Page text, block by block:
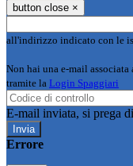
button close ×
all'indirizzo indicato con le
Non hai una e-mail
tramite la Login Spaggiari
E-mail inviata, si prega
Errore